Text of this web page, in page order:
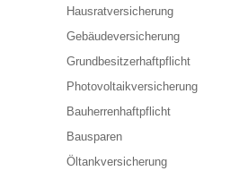
Hausratversicherung
Gebäudeversicherung
Grundbesitzerhaftpflicht
Photovoltaikversicherung
Bauherrenhaftpflicht
Bausparen
Öltankversicherung